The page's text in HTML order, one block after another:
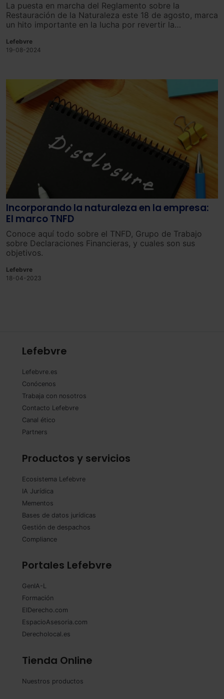
La puesta en marcha del Reglamento sobre la
Restauración de la Naturaleza este 18 de agosto, marca
un hito importante en la lucha por revertir la
fortalecer la resiliencia de Europa ante el impacto del
cambio climático.
Lefebvre
19-08-2024
Incorporando la naturaleza en la empresa:
El marco TNFD
Conoce aquí todo sobre el TNFD, Grupo de Trabajo
sobre Declaraciones Financieras, y cuales son sus
objetivos.
Lefebvre
18-04-2023
Lefebvre
Lefebvre.es
Conócenos
Trabaja con nosotros
Contacto Lefebvre
Canal ético
Partners
Productos y servicios
Ecosistema Lefebvre
IA Jurídica
Mementos
Bases de datos jurídicas
Gestión de despachos
Compliance
Portales Lefebvre
GenIA-L
Formación
ElDerecho.com
EspacioAsesoria.com
Derecholocal.es
Tienda Online
Nuestros productos